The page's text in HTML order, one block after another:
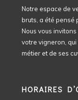
Notre espace de
bruts, a été pensé
Nous vous
votre vigneron,
métier et de ses
HORAIRES